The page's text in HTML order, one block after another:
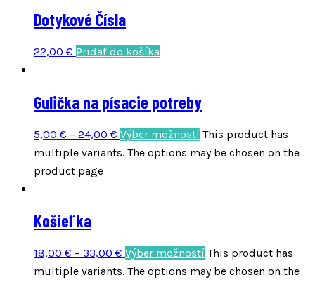
Dotykové Čísla
22,00 € Pridať do košíka
Gulička na písacie potreby
5,00 € – 24,00 € Výber možností This product has
multiple variants. The options may be chosen on the
product page
Košieľka
18,00 € – 33,00 € Výber možností This product has
multiple variants. The options may be chosen on the